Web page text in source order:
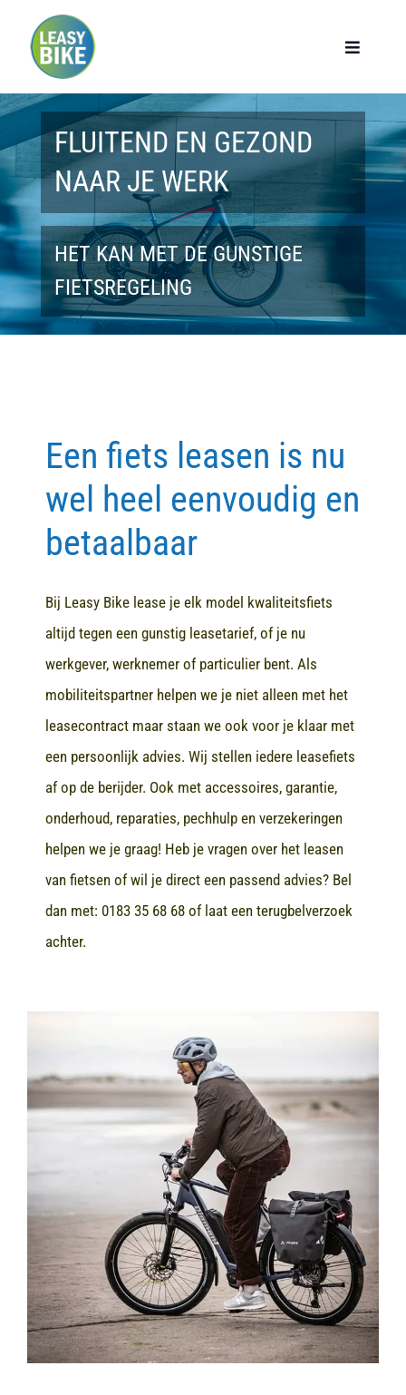
Toggle
Home
Werknemers
Werkgevers
Privé lease
Modellen
Contact
FLUITEND EN GEZOND
NAAR JE WERK
HET KAN MET DE GUNSTIGE
FIETSREGELING
Een fiets leasen is nu
wel heel eenvoudig en
betaalbaar
Bij Leasy Bike lease je elk model kwaliteitsfiets
altijd tegen een gunstig leasetarief, of je nu
werkgever, werknemer of particulier bent. Als
mobiliteitspartner helpen we je niet alleen met het
leasecontract maar staan we ook voor je klaar met
een persoonlijk advies. Wij stellen iedere leasefiets
af op de berijder. Ook met accessoires, garantie,
onderhoud, reparaties, pechhulp en verzekeringen
helpen we je graag! Heb je vragen over het leasen
van fietsen of wil je direct een passend advies? Bel
dan met: 0183 35 68 68of laat een terugbelverzoek
achter.